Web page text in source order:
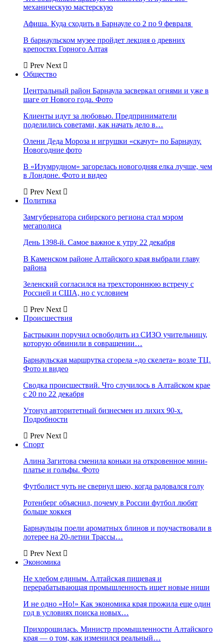
механическую мастерскую
Афиша. Куда сходить в Барнауле со 2 по 9 февраля
В барнаульском музее пройдет лекция о древних
крепостях Горного Алтая
Prev Next
Общество
Центральный район Барнаула засверкал огнями и уже в
шаге от Нового года. Фото
Клиенты идут за любовью. Предприниматели
поделились советами, как начать дело в…
Олени Деда Мороза и игрушки «скачут» по Барнаулу.
Новогодние фото
В «Изумрудном» загорелась новогодняя елка лучше, чем
в Лондоне. Фото и видео
Prev Next
Политика
Замгубернатора сибирского региона стал мэром
мегаполиса
День 1398-й. Самое важное к утру 22 декабря
В Каменском районе Алтайского края выбрали главу
района
Зеленский согласился на трехстороннюю встречу с
Россией и США, но с условием
Prev Next
Происшествия
Бастрыкин поручил освободить из СИЗО учительницу,
которую обвинили в совращении…
Барнаульская маршрутка сгорела «до скелета» возле ТЦ.
Фото и видео
Сводка происшествий. Что случилось в Алтайском крае
с 20 по 22 декабря
Утонул авторитетный бизнесмен из лихих 90-х.
Подробности
Prev Next
Спорт
Алина Загитова сменила коньки на откровенное мини-
платье и гольфы. Фото
Футболист чуть не свернул шею, когда радовался голу
Ротенберг объяснил, почему в России футбол любят
больше хоккея
Барнаульцы поели ароматных блинов и поучаствовали в
лотерее на 20-летии Трассы…
Prev Next
Экономика
Не хлебом единым. Алтайская пищевая и
перерабатывающая промышленность ищет новые ниши
И не одно «Но!» Как экономика края прожила еще один
год в условиях поиска новых…
Прихорошилась. Министр промышленности Алтайского
края — о том, как изменился реальный…